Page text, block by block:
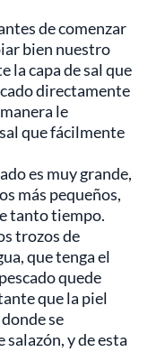
de comenzar
bien nuestro
la capa de sal que
directamente
le
que fácilmente
es muy grande,
más pequeños,
tanto tiempo.
trozos de
que tenga el
quede
que la piel
se
y de esta